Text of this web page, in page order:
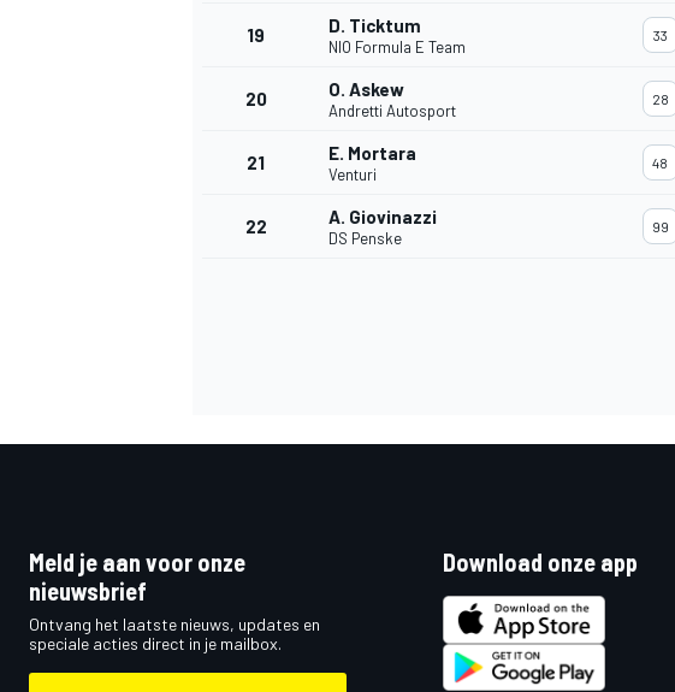
19 D. Ticktum
NIO Formula E Team
33
20 O. Askew
Andretti Autosport
28
21 E. Mortara
Venturi
48
22 A. Giovinazzi
DS Penske
99
Meld je aan voor onze
nieuwsbrief
Ontvang het laatste nieuws, updates en
speciale acties direct in je mailbox.
Download onze app